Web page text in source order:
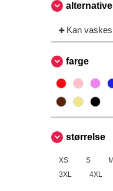
Kan
farge
størrelse
XS S M
3XL
4XL